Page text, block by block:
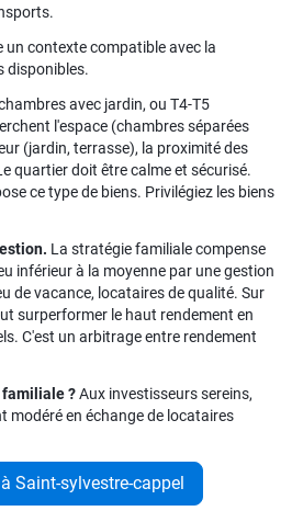
contexte compatible avec la
disponibles.
avec jardin, ou T4-T5
l'espace (chambres séparées
(jardin, terrasse), la proximité des
quartier doit être calme et sécurisé.
ce type de biens. Privilégiez les biens
La stratégie familiale compense
inférieur à la moyenne par une gestion
de vacance, locataires de qualité. Sur
surperformer le haut rendement en
C'est un arbitrage entre rendement
familiale ?Aux investisseurs sereins,
modéré en échange de locataires
Saint-sylvestre-cappel